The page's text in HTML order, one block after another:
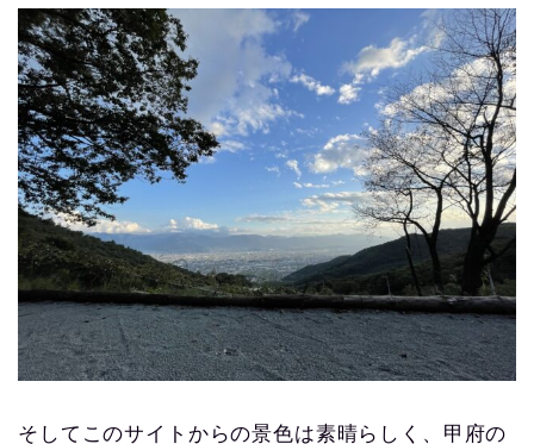
そしてこのサイトからの景色は素晴らしく、甲府の